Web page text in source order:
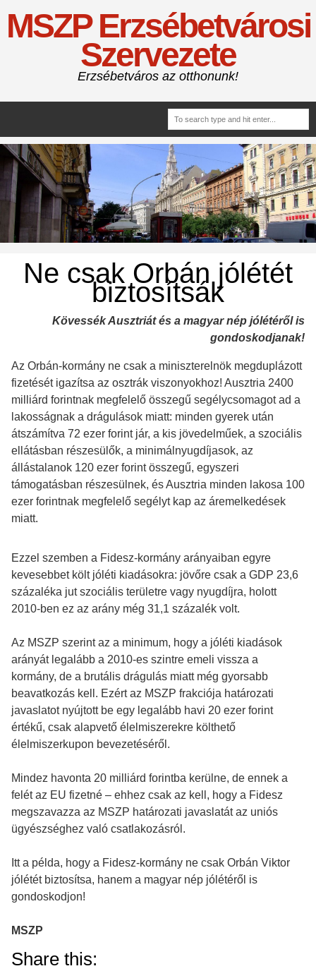
MSZP Erzsébetvárosi
Szervezete
Erzsébetváros az otthonunk!
Ne csak Orbán jólétét
biztosítsák
Kövessék Ausztriát és a magyar nép jólétéről is
gondoskodjanak!
Az Orbán-kormány ne csak a miniszterelnök megduplázott
fizetését igazítsa az osztrák viszonyokhoz! Ausztria 2400
milliárd forintnak megfelelő összegű segélycsomagot ad a
lakosságnak a drágulások miatt: minden gyerek után
átszámítva 72 ezer forint jár, a kis jövedelműek, a szociális
ellátásban részesülők, a minimálnyugdíjasok, az
állástalanok 120 ezer forint összegű, egyszeri
támogatásban részesülnek, és Ausztria minden lakosa 100
ezer forintnak megfelelő segélyt kap az áremelkedések
miatt.
Ezzel szemben a Fidesz-kormány arányaiban egyre
kevesebbet költ jóléti kiadásokra: jövőre csak a GDP 23,6
százaléka jut szociális területre vagy nyugdíjra, holott
2010-ben ez az arány még 31,1 százalék volt.
Az MSZP szerint az a minimum, hogy a jóléti kiadások
arányát legalább a 2010-es szintre emeli vissza a
kormány, de a brutális drágulás miatt még gyorsabb
beavatkozás kell. Ezért az MSZP frakciója határozati
javaslatot nyújtott be egy legalább havi 20 ezer forint
értékű, csak alapvető élelmiszerekre költhető
élelmiszerkupon bevezetéséről.
Mindez havonta 20 milliárd forintba kerülne, de ennek a
felét az EU fizetné – ehhez csak az kell, hogy a Fidesz
megszavazza az MSZP határozati javaslatát az uniós
ügyészséghez való csatlakozásról.
Itt a példa, hogy a Fidesz-kormány ne csak Orbán Viktor
jólétét biztosítsa, hanem a magyar nép jólétéről is
gondoskodjon!
MSZP
Share this: